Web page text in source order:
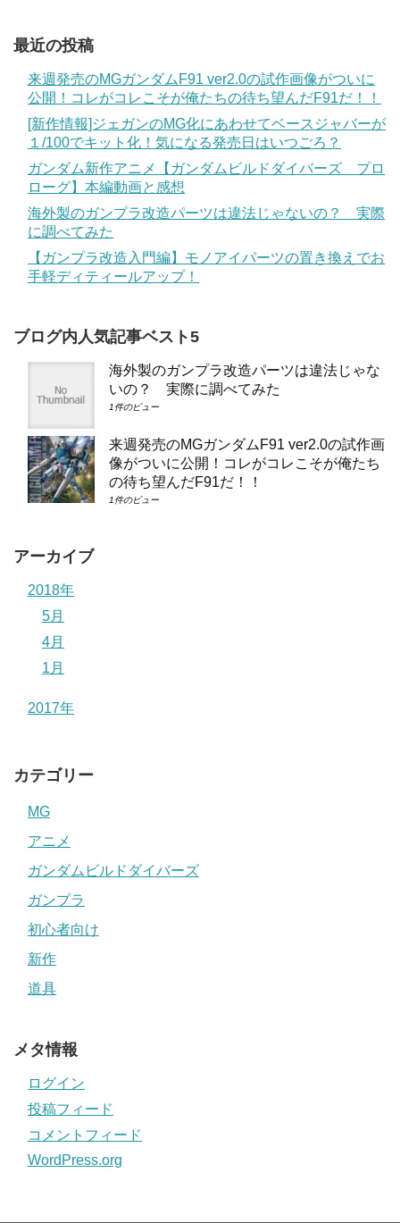
最近の投稿
来週発売のMGガンダムF91 ver2.0の試作画像がついに
公開！コレがコレこそが俺たちの待ち望んだF91だ！！
[新作情報]ジェガンのMG化にあわせてベースジャバーが
１/100でキット化！気になる発売日はいつごろ？
ガンダム新作アニメ【ガンダムビルドダイバーズ プロ
ローグ】本編動画と感想
海外製のガンプラ改造パーツは違法じゃないの？ 実際
に調べてみた
【ガンプラ改造入門編】モノアイパーツの置き換えでお
手軽ディティールアップ！
ブログ内人気記事ベスト5
海外製のガンプラ改造パーツは違法じゃな
いの？ 実際に調べてみた
1件のビュー
来週発売のMGガンダムF91 ver2.0の試作画
像がついに公開！コレがコレこそが俺たち
の待ち望んだF91だ！！
1件のビュー
アーカイブ
2018年
5月
4月
1月
2017年
カテゴリー
MG
アニメ
ガンダムビルドダイバーズ
ガンプラ
初心者向け
新作
道具
メタ情報
ログイン
投稿フィード
コメントフィード
WordPress.org